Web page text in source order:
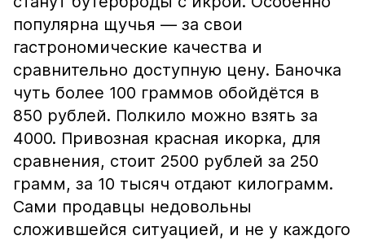
популярна щучья — за свои
гастрономические качества и
сравнительно доступную цену. Баночка
чуть более 100 граммов обойдётся в
850 рублей. Полкило можно взять за
4000. Привозная красная икорка, для
сравнения, стоит 2500 рублей за 250
грамм, за 10 тысяч отдают килограмм.
Сами продавцы недовольны
сложившейся ситуацией, и не у каждого